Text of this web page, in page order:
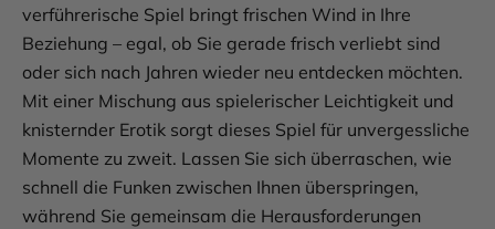
verführerische Spiel bringt frischen Wind in Ihre
Beziehung – egal, ob Sie gerade frisch verliebt sind
oder sich nach Jahren wieder neu entdecken möchten.
Mit einer Mischung aus spielerischer Leichtigkeit und
knisternder Erotik sorgt dieses Spiel für unvergessliche
Momente zu zweit. Lassen Sie sich überraschen, wie
schnell die Funken zwischen Ihnen überspringen,
während Sie gemeinsam die Herausforderungen